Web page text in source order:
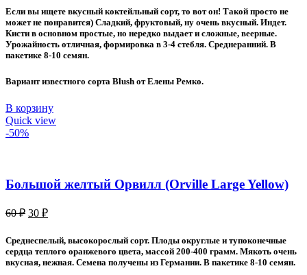
80 ₽.
50 ₽.
Если вы ищете вкусный коктейльный сорт, то вот он! Такой просто не
может не понравится) Сладкий, фруктовый, ну очень вкусный. Индет.
Кисти в основном простые, но нередко выдает и сложные, веерные.
Урожайность отличная, формировка в 3-4 стебля. Среднеранний. В
пакетике 8-10 семян.
Вариант известного сорта Blush от Елены Ремко.
В корзину
Quick view
-50%
Большой желтый Орвилл (Orville Large Yellow)
60₽ Первоначальная
составляла
60 ₽.
30 ₽Текущая
30 ₽.
Среднеспелый, высокорослый сорт. Плоды округлые и тупоконечные
сердца теплого оранжевого цвета, массой 200-400 грамм. Мякоть очень
вкусная, нежная. Семена получены из Германии. В пакетике 8-10 семян.